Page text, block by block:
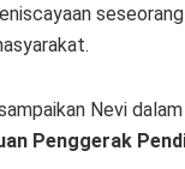
Nevi
Penggerak